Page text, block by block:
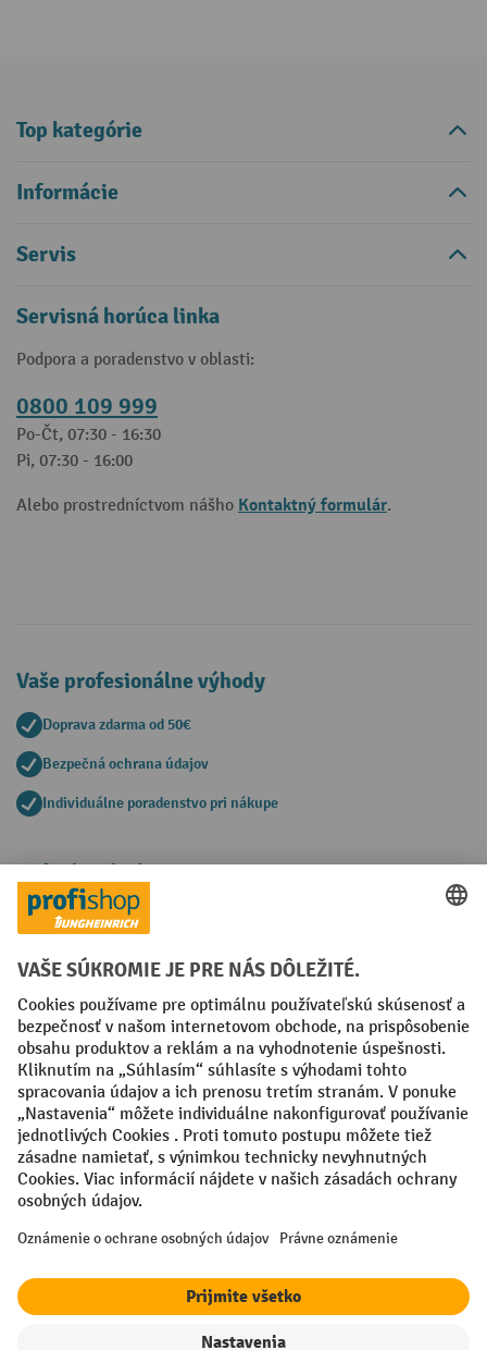
Top kategórie
Informácie
Servis
Servisná horúca linka
Podpora a poradenstvo v oblasti:
0800 109 999
Po-Čt, 07:30 - 16:30
Pi, 07:30 - 16:00
Alebo prostredníctvom nášho Kontaktný formulár.
Vaše profesionálne výhody
Doprava zdarma od 50€
Bezpečná ochrana údajov
Individuálne poradenstvo pri nákupe
Spôsoby platby
Creditcard (Master)Creditcard (Visa)
Faktúra Predplatba
Sociálne siete
Facebook
YouTube
LinkedIn
Nastavenia ochrany osobných údajov
All prices excl. VAT plusshipping costsand possible delivery charges,
¹ Zľava platí do vypredania zásob. Zľava sa nevzťahuje na špeciálne